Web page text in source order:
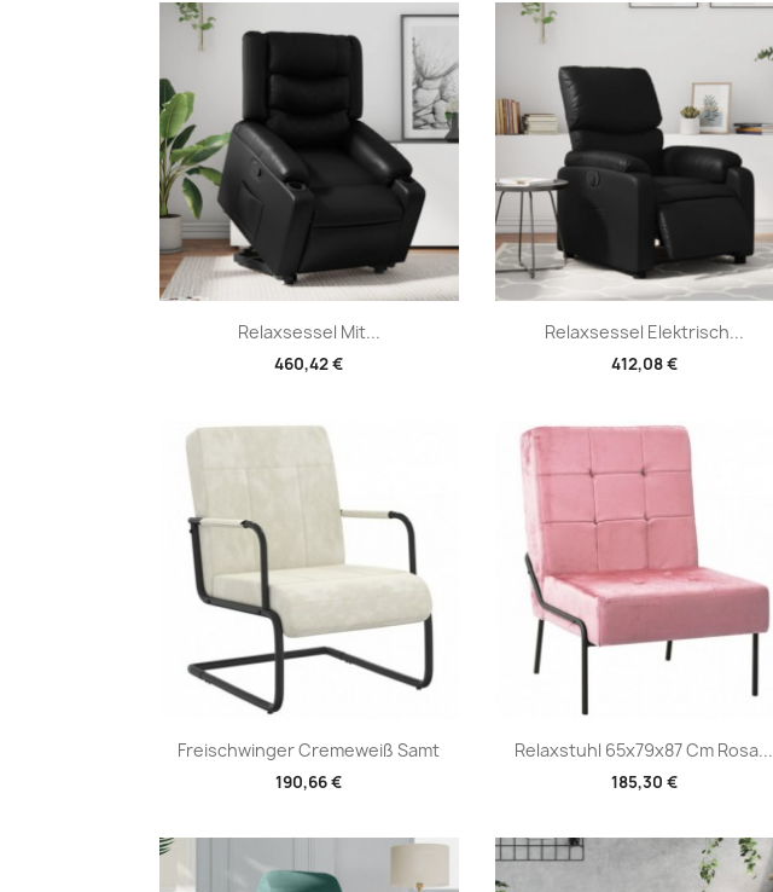
Relaxsessel Mit...
460,42 €
Vorschau Relaxsessel Elektrisch...
412,08 €
Vorschau
Freischwinger Cremeweiß Samt
190,66 €
Vorschau Relaxstuhl 65x79x87 Cm Rosa...
185,30 €
Vorschau